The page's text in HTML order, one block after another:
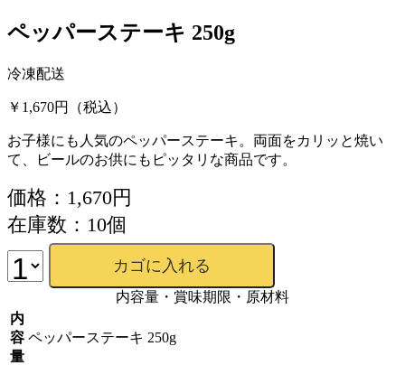
ペッパーステーキ 250g
冷凍配送
￥1,670円 （税込）
お子様にも人気のペッパーステーキ。両面をカリッと焼い
て、ビールのお供にもピッタリな商品です。
価格：1,670円
在庫数：10個
内容量・賞味期限・原材料
内
容
量
ペッパーステーキ 250g